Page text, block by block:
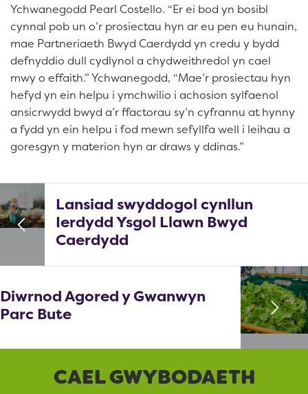
Ychwanegodd Pearl Costello. “Er ei bod yn bosibl
cynnal pob un o’r prosiectau hyn ar eu pen eu hunain,
mae Partneriaeth Bwyd Caerdydd yn credu y bydd
defnyddio dull cydlynol a chydweithredol yn cael
mwy o effaith.” Ychwanegodd, “Mae’r prosiectau hyn
hefyd yn ein helpu i ymchwilio i achosion sylfaenol
ansicrwydd bwyd a’r ffactorau sy’n cyfrannu at hynny
a fydd yn ein helpu i fod mewn sefyllfa well i leihau a
goresgyn y materion hyn ar draws y ddinas.”
Lansiad swyddogol cynllun
Ierdydd Ysgol Llawn Bwyd
Caerdydd
Diwrnod Agored y Gwanwyn
Parc Bute
CAEL GWYBODAETH